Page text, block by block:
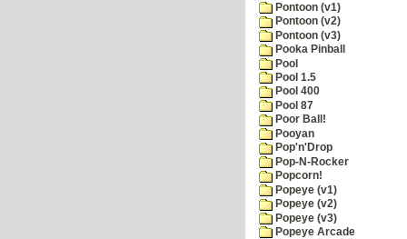
Pontoon (v1)
Pontoon (v2)
Pontoon (v3)
Pooka Pinball
Pool
Pool 1.5
Pool 400
Pool 87
Poor Ball!
Pooyan
Pop'n'Drop
Pop-N-Rocker
Popcorn!
Popeye (v1)
Popeye (v2)
Popeye (v3)
Popeye Arcade